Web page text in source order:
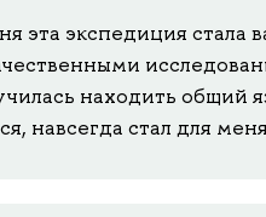
эта экспедиция стала
находить общий
навсегда стал для